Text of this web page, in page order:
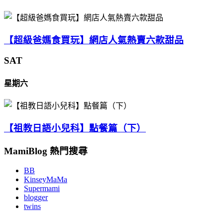
【超級爸媽食買玩】網店人氣熱賣六款甜品
SAT
星期六
【祖教日語小兒科】點餐篇（下）
MamiBlog 熱門搜尋
BB
KinseyMaMa
Supermami
blogger
twins